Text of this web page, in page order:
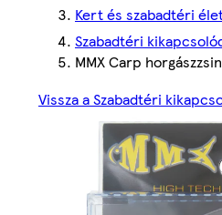
Kert és szabadtéri
Szabadtéri
MMX Carp
Vissza a Szabadtéri